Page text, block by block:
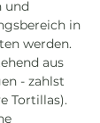
und
in
werden.
aus
- zahlst
Tortillas).